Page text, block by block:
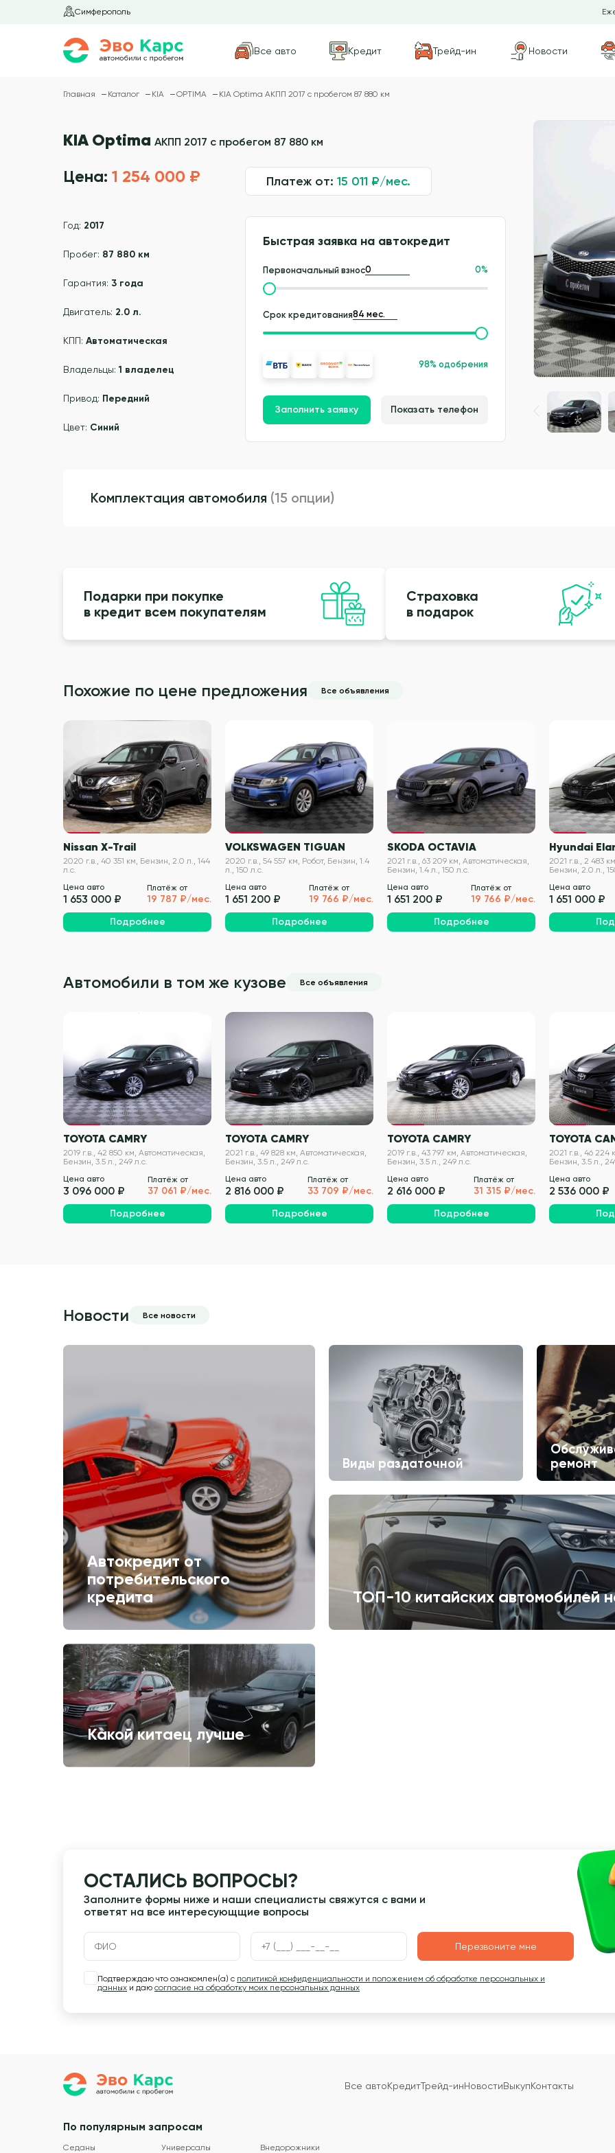
Симферополь
Все авто Кредит Трейд-ин Новости
Главная Каталог KIA OPTIMA KIA Optima АКПП 2017 с пробегом 87 880 км
KIA Optima АКПП 2017 с пробегом 87 880 км
Цена: 1 254 000 ₽
Год: 2017
Пробег: 87 880 км
Гарантия: 3 года
Двигатель: 2.0 л.
КПП: Автоматическая
Владельцы:1 владелец
Привод: Передний
Цвет: Синий
Платеж от: 15 011 ₽/мес.
Быстрая заявка на автокредит
Первоначальный взнос 0%
Срок кредитования
98% одобрения
Заполнить заявку Показать телефон
Комплектация автомобиля (15 опции)
Подарки при покупке
в кредит всем покупателям
Страховка
в подарок
Похожие по цене предложения Все объявления
VIN проверен
Nissan X-Trail
2020 г.в., 40 351 км, Бензин, 2.0 л., 144
л.с.
Цена авто
1 653 000 ₽
Платёж от
19 787 ₽/мес.
Подробнее
VIN проверен
VOLKSWAGEN TIGUAN
2020 г.в., 54 557 км, Робот, Бензин, 1.4
л., 150 л.с.
Цена авто
1 651 200 ₽
Платёж от
19 766 ₽/мес.
Подробнее
VIN проверен
SKODA OCTAVIA
2021 г.в., 63 209 км, Автоматическая,
Бензин, 1.4 л., 150 л.с.
Цена авто
1 651 200 ₽
Платёж от
19 766 ₽/мес.
Подробнее
Hyundai
2021 г.в., 2 483
Бензин, 2.0 л.,
Цена авто
1 651 000 ₽
Автомобили в том же кузове Все объявления
VIN проверен
TOYOTA CAMRY
2019 г.в., 42 850 км, Автоматическая,
Бензин, 3.5 л., 249 л.с.
Цена авто
3 096 000 ₽
Платёж от
37 061 ₽/мес.
Подробнее
VIN проверен
TOYOTA CAMRY
2021 г.в., 49 828 км, Автоматическая,
Бензин, 3.5 л., 249 л.с.
Цена авто
2 816 000 ₽
Платёж от
33 709 ₽/мес.
Подробнее
VIN проверен
TOYOTA CAMRY
2019 г.в., 43 797 км, Автоматическая,
Бензин, 3.5 л., 249 л.с.
Цена авто
2 616 000 ₽
Платёж от
31 315 ₽/мес.
Подробнее
TOYOTA
2021 г.в., 46 224
Бензин, 3.5 л.,
Цена авто
2 536 000 ₽
Новости Все новости
Автокредит от
потребительского
кредита
Виды раздаточной
ремонт
ТОП-10 китайских автомобилей
Какой китаец лучше
ОСТАЛИСЬ ВОПРОСЫ?
Заполните формы ниже и наши специалисты свяжутся с вами и
ответят на все интересующщие вопросы
Перезвоните мне
Подтверждаю что ознакомлен(а) с политикой конфиденциальности и положением об обработке персональных и
данных и даю согласие на обработку моих персональных данных
Все автоКредитТрейд-инНовостиВыкупКонтакты
По популярным запросам
Седаны Универсалы Внедорожники